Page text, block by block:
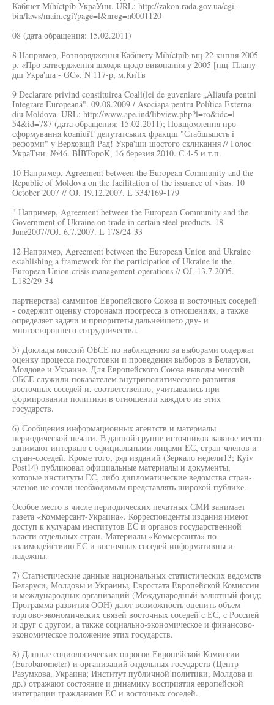
Кабшет Míhíctpíb УкраУни. URL: http://zakon.rada.gov.ua/cgi-
bin/laws/main.cgi?page=l&nreg=n0001120-
08 (дата обращения: 15.02.2011)
8 Например, Розпорядження Кабшету Míhíctpíb вщ 22 кнпня 2005
р. «Про затвердження шходж щодо виконання у 2005 [нщ| Плану
дш Укра'ша - GC». N 117-р, м.КиТв
9 Declarare privind constituirea Coali(iei de guveniare „Aliaufa pentni
Integrare Europeanä". 09.08.2009 / Asociapa pentru Política Externa
diu Moldova. URL: http://www.ape.ind/libview.php?l=ro&idc=l
54&id=787 (дата обращения: 15.02.2011); Повщомлення про
сформування koaniuíT депутатських фракцш "Стабшьшсть i
реформи" у Верховщй Рад! Укра'ши шостого скликання // Голос
УкраТни. №46. BÍBTopoK, 16 березия 2010. С.4-5 и т.п.
10 Например, Agreement between the European Community and the
Republic of Moldova on the facilitation of the issuance of visas. 10
October 2007 // OJ. 19.12.2007. L 334/169-179
" Например, Agreement between the European Community and the
Government of Ukraine on trade in certain steel products. 18
June2007//OJ. 6.7.2007. L 178/24-33
12 Например, Agreement between the European Union and Ukraine
establishing a framework for the participation of Ukraine in the
European Union crisis management operations // OJ. 13.7.2005.
L182/29-34
партнерства) саммитов Европейского Союза и восточных соседей
- содержит оценку сторонами прогресса в отношениях, а также
определяет задачи и приоритеты дальнейшего дву- и
многостороннего сотрудничества.
5) Доклады миссий ОБСЕ по наблюдению за выборами содержат
оценку процесса подготовки и проведения выборов в Беларуси,
Молдове и Украине. Для Европейского Союза выводы миссий
ОБСЕ служили показателем внутриполитического развития
восточных соседей и, соответственно, учитывались при
формировании политики в отношении каждого из этих
государств.
6) Сообщения информационных агентств и материалы
периодической печати. В данной группе источников важное место
занимают интервью с официальными лицами ЕС, стран-членов и
стран-соседей. Кроме того, ряд изданий (Зеркало недели13; Kyiv
Post14) публиковал официальные материалы и документы,
которые институты ЕС, либо дипломатические ведомства стран-
членов не сочли необходимым представлять широкой публике.
Особое место в числе периодических печатных СМИ занимает
газета «Коммерсант-Украина». Корреспонденты издания имеют
доступ к кулуарам институтов ЕС и органов государственной
власти отдельных стран. Материалы «Коммерсанта» по
взаимодействию ЕС и восточных соседей информативны и
надежны.
7) Статистические данные национальных статистических ведомств
Беларуси, Молдовы и Украины, Евростата Европейской Комиссии
и международных организаций (Международный валютный фонд;
Программа развития ООН) дают возможность оценить объем
торгово-экономических связей восточных соседей с ЕС, с Россией
и друг с другом, а также социально-экономическое и финансово-
экономическое положение этих государств.
8) Данные социологических опросов Европейской Комиссии
(Eurobarometer) и организаций отдельных государств (Центр
Разумкова, Украина; Институт публичной политики, Молдова и
др.) отражают состояние и динамику восприятия европейской
интеграции гражданами ЕС и восточных соседей.